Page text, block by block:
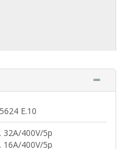
E.10
32A/400V/5p
16A/400V/5p